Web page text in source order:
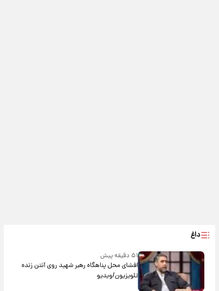
داغ
۵۱ دقیقه پیش
افشای محل پناهگاه‌ رهبر شهید روی آنتن زنده
تلویزیون/ویدیو